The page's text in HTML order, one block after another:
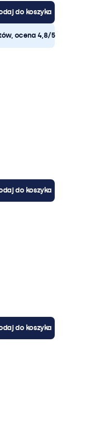
do koszyka
ocena 4,8/5
do koszyka
do koszyka